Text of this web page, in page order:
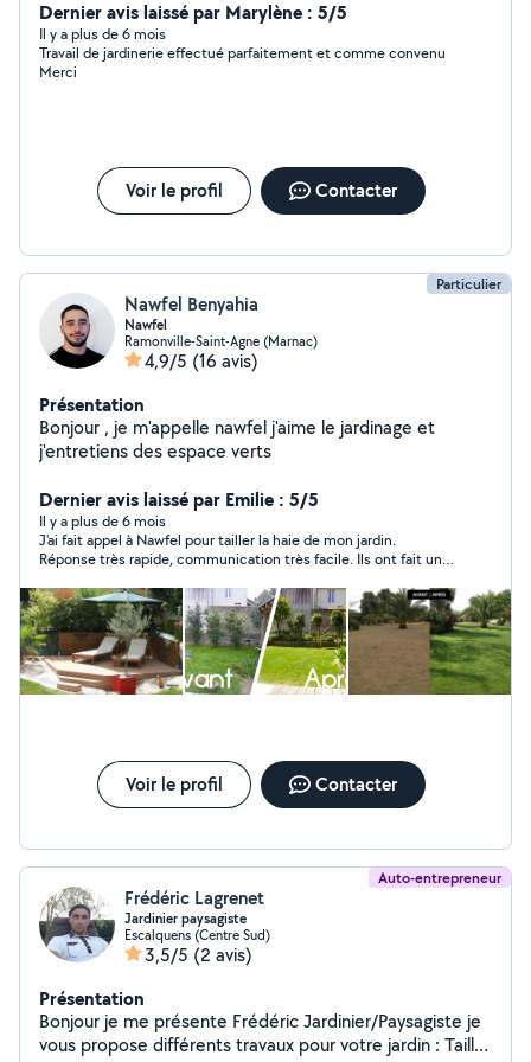
aide au déchargement, etc).
Dernier avis laissé par Marylène : 5/5
Il y a plus de 6 mois
Travail de jardinerie effectué parfaitement et comme convenu
Merci
Voir le profil Contacter
Particulier
Nawfel Benyahia
Nawfel
Ramonville-Saint-Agne (Marnac)
4,9/5 (16 avis)
Présentation
Bonjour , je m'appelle nawfel j'aime le jardinage et
j'entretiens des espace verts
Dernier avis laissé par Emilie : 5/5
Il y a plus de 6 mois
J'ai fait appel à Nawfel pour tailler la haie de mon jardin.
Réponse très rapide, communication très facile. Ils ont fait un
Voir le profil Contacter
Auto-entrepreneur
Frédéric Lagrenet
Jardinier paysagiste
Escalquens (Centre Sud)
3,5/5 (2 avis)
Présentation
Bonjour je me présente Frédéric Jardinier/Paysagiste je
vous propose différents travaux pour votre jardin : Taille